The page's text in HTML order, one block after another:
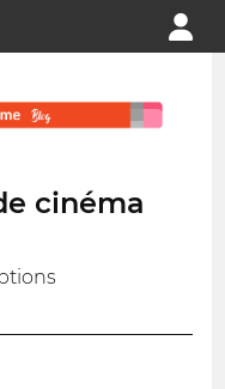
cinéma